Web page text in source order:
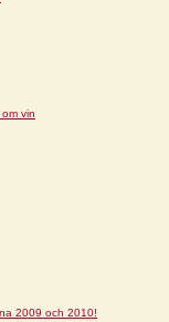
vin
2009 och 2010!